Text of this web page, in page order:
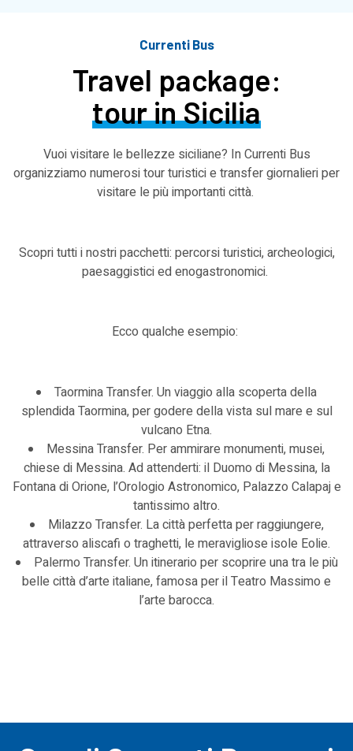
Currenti Bus
Travel package:
tour in Sicilia
Vuoi visitare le bellezze siciliane? In Currenti Bus
organizziamo numerosi tour turistici e transfer giornalieri per
visitare le più importanti città.
Scopri tutti i nostri pacchetti: percorsi turistici, archeologici,
paesaggistici ed enogastronomici.
Ecco qualche esempio:
Taormina Transfer. Un viaggio alla scoperta della
splendida Taormina, per godere della vista sul mare e sul
vulcano Etna.
Messina Transfer. Per ammirare monumenti, musei,
chiese di Messina. Ad attenderti: il Duomo di Messina, la
Fontana di Orione, l’Orologio Astronomico, Palazzo Calapaj e
tantissimo altro.
Milazzo Transfer. La città perfetta per raggiungere,
attraverso aliscafi o traghetti, le meravigliose isole Eolie.
Palermo Transfer. Un itinerario per scoprire una tra le più
belle città d’arte italiane, famosa per il Teatro Massimo e
l’arte barocca.